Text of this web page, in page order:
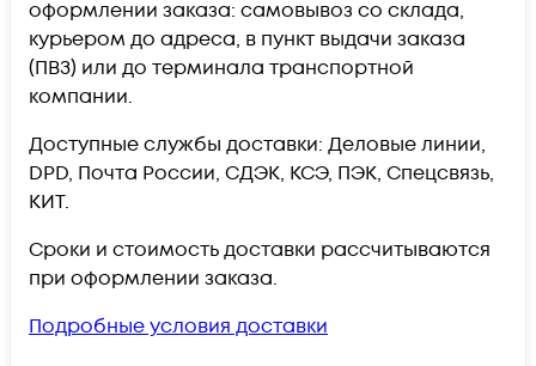
оформлении заказа: самовывоз со склада,
курьером до адреса, в пункт выдачи заказа
(ПВЗ) или до терминала транспортной
компании.
Доступные службы доставки: Деловые линии,
DPD, Почта России, СДЭК, КСЭ, ПЭК, Спецсвязь,
КИТ.
Сроки и стоимость доставки рассчитываются
при оформлении заказа.
Подробные условия доставки